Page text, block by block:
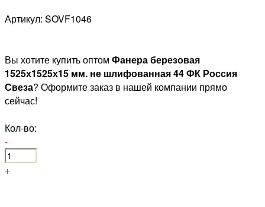
Артикул: SOVF1046
Вы хотите купить оптом Фанера березовая
1525х1525х15 мм. не шлифованная 44 ФК Россия
Свеза? Оформите заказ в нашей компании прямо
сейчас!
Кол-во:
-
+